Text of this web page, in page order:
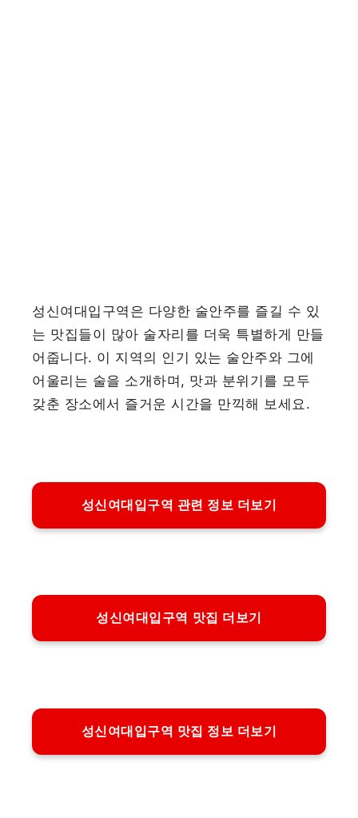
성신여대입구역은 다양한 술안주를 즐길 수 있
는 맛집들이 많아 술자리를 더욱 특별하게 만들
어줍니다. 이 지역의 인기 있는 술안주와 그에
어울리는 술을 소개하며, 맛과 분위기를 모두
갖춘 장소에서 즐거운 시간을 만끽해 보세요.
성신여대입구역 관련 정보 더보기
성신여대입구역 맛집 더보기
성신여대입구역 맛집 정보 더보기